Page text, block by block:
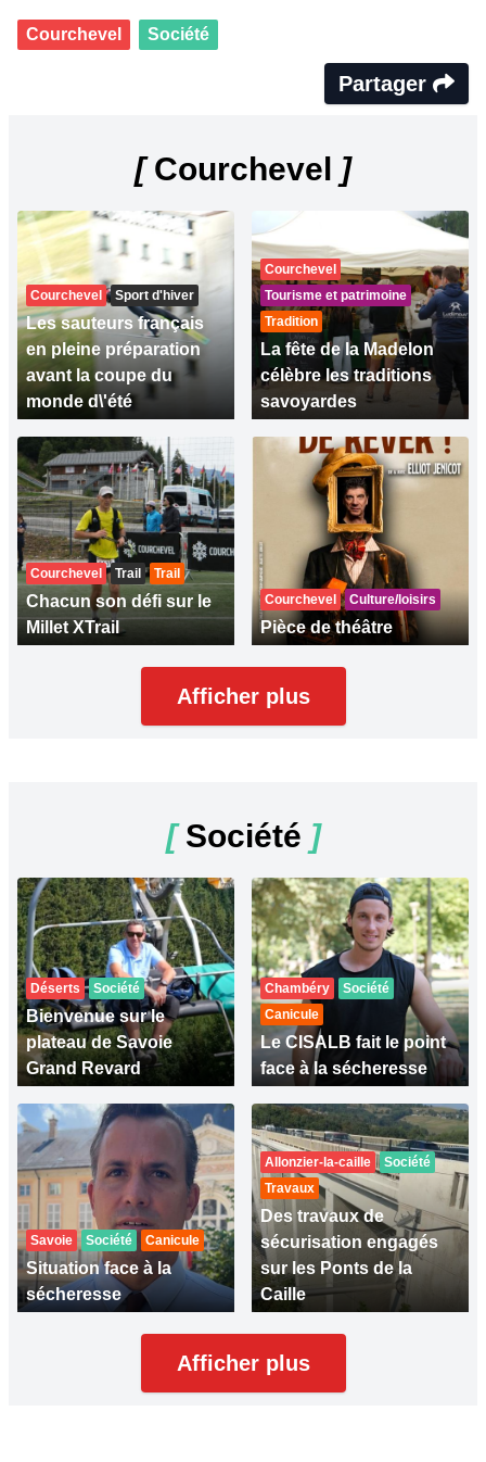
Courchevel Société
Partager
[Courchevel ]
Courchevel Sport d'hiver
Les sauteurs français
en pleine préparation
avant la coupe du
monde d\'été
Courchevel
Tourisme et patrimoine
Tradition
La fête de la Madelon
célèbre les traditions
savoyardes
Courchevel Trail Trail
Chacun son défi sur le
Millet XTrail
Courchevel Culture/loisirs
Pièce de théâtre
Afficher plus
[Société ]
Déserts Société
Bienvenue sur le
plateau de Savoie
Grand Revard
Chambéry
Société
Canicule
Le CISALB fait le point
face à la sécheresse
Savoie Société Canicule
Situation face à la
sécheresse
Allonzier-la-caille
Société
Travaux
Des travaux de
sécurisation engagés
sur les Ponts de la
Caille
Afficher plus